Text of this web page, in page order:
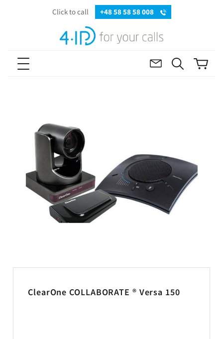
Click to call +48 58 58 58 008
ClearOne COLLABORATE ® Versa 150